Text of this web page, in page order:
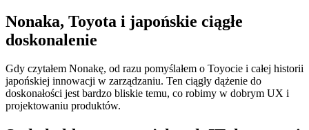
Nonaka, Toyota i japońskie ciągłe
doskonalenie
Gdy czytałem Nonakę, od razu pomyślałem o Toyocie i całej historii
japońskiej innowacji w zarządzaniu. Ten ciągły dążenie do
doskonałości jest bardzo bliskie temu, co robimy w dobrym UX i
projektowaniu produktów.